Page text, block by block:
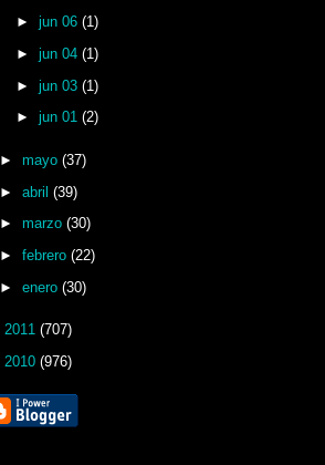
►jun 06(1)
►jun 04(1)
►jun 03(1)
►jun 01(2)
► mayo (37)
► abril (39)
► marzo (30)
► febrero (22)
► enero (30)
2011 (707)
2010 (976)